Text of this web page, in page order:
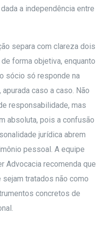
a independência entre
separa com clareza dois
forma objetiva, enquanto
sócio só responde na
caso a caso. Não
responsabilidade, mas
absoluta, pois a confusão
jurídica abrem
pessoal. A equipe
Advocacia recomenda que
tratados não como
concretos de